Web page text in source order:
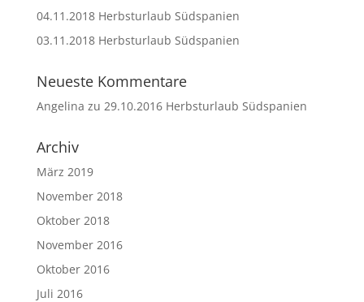
04.11.2018 Herbsturlaub Südspanien
03.11.2018 Herbsturlaub Südspanien
Neueste Kommentare
Angelina zu 29.10.2016 Herbsturlaub Südspanien
Archiv
März 2019
November 2018
Oktober 2018
November 2016
Oktober 2016
Juli 2016